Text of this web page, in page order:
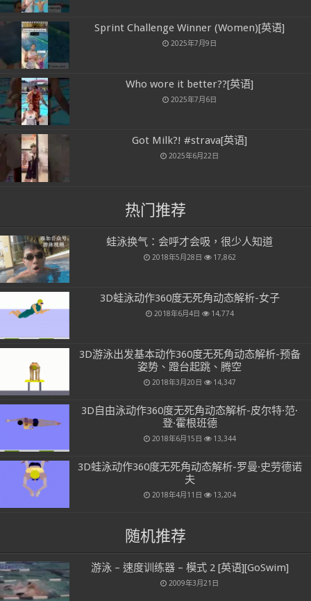
Sprint Challenge Winner (Women)[英语]
2025年7月9日
Who wore it better??[英语]
2025年7月6日
Got Milk?! #strava[英语]
2025年6月22日
热门推荐
蛙泳换气：会呼才会吸，很少人知道
2018年5月28日 17,862
3D蛙泳动作360度无死角动态解析-女子
2018年6月4日 14,774
3D游泳出发基本动作360度无死角动态解析-预备
姿势、蹬台起跳、腾空
2018年3月20日 14,347
3D自由泳动作360度无死角动态解析-皮尔特·范·
登·霍根班德
2018年6月15日 13,344
3D蛙泳动作360度无死角动态解析-罗曼·史劳德诺
夫
2018年4月11日 13,204
随机推荐
游泳 – 速度训练器 – 模式 2 [英语][GoSwim]
2009年3月21日